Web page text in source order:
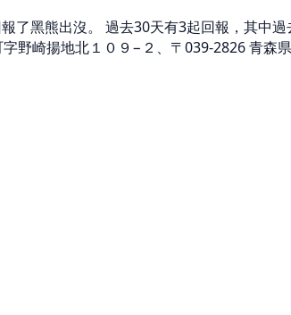
黑熊出沒。 過去30天有3起回報，其中
崎揚地北１０９−２、〒039-2826 青森